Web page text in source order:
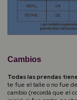
Cambios
Todas las prendas
te fue el talle o no fue de
cambio (recordá que el